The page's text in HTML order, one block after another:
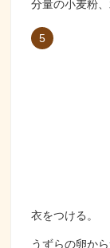
分量の小麦粉
5
衣をつける。
うずらの卵か